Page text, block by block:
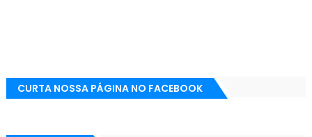
CURTA NOSSA PÁGINA NO FACEBOOK